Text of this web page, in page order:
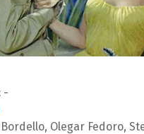
-
Olegar Fedoro,